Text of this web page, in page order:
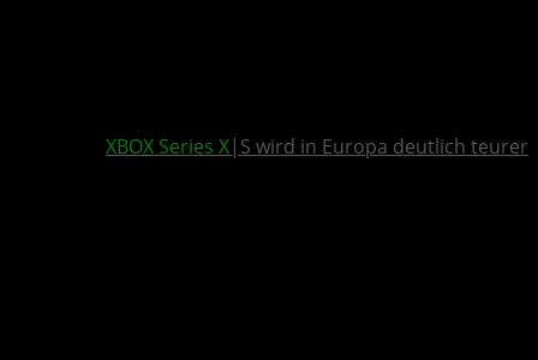
XBOX Series X|S wird in Europa deutlich teurer